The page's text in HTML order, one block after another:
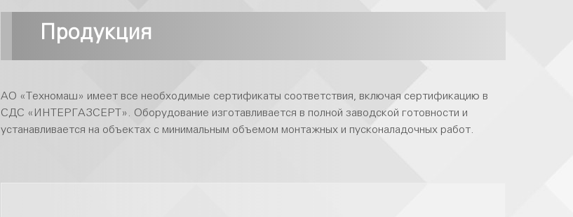
Продукция
АО «Техномаш» имеет все необходимые сертификаты соответствия, включая сертификацию в
СДС «ИНТЕРГАЗСЕРТ». Оборудование изготавливается в полной заводской готовности и
устанавливается на объектах с минимальным объемом монтажных и пусконаладочных работ.